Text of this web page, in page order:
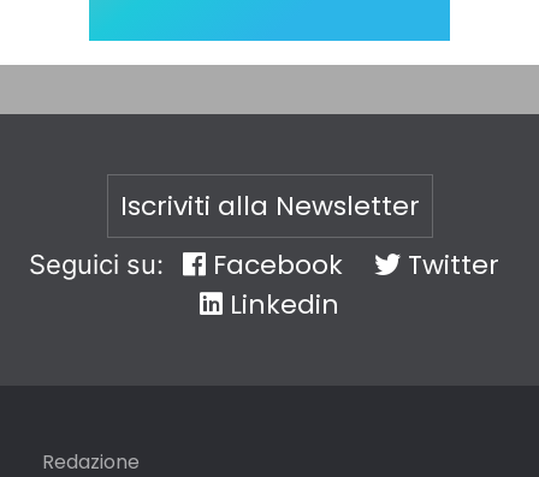
Iscriviti alla Newsletter
Seguici su: Facebook
Twitter
Linkedin
Redazione